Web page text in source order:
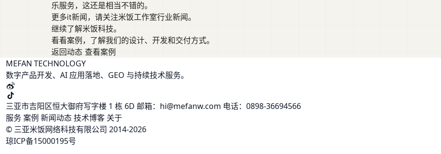
乐服务，这还是相当不错的。
更多it新闻，请关注米饭工作室行业新闻。
继续了解米饭科技。
看看案例，了解我们的设计、开发和交付方式。
返回动态 查看案例
MEFAN TECHNOLOGY
数字产品开发、AI 应用落地、GEO 与持续技术服务。
三亚市吉阳区恒大御府写字楼 1 栋 6D 邮箱：hi@mefanw.com 电话：0898-36694566
服务案例 新闻动态技术博客 关于
© 三亚米饭网络科技有限公司 2014-2026
琼ICP备15000195号